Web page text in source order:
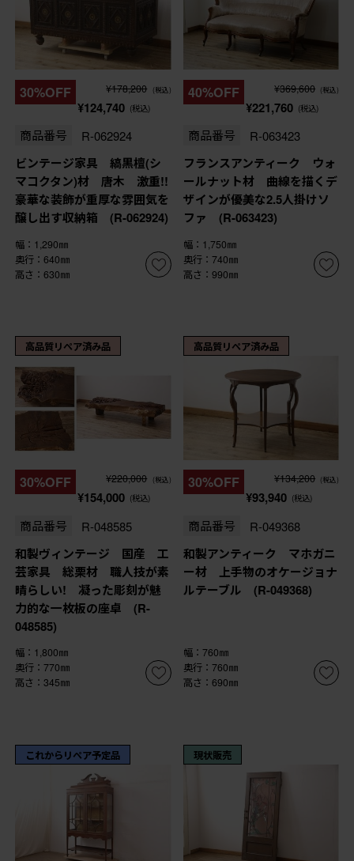
30%OFF ¥178,200 (税込)
¥124,740 (税込)
商品番号 R-062924
ビンテージ家具 縞黒檀(シ
マコクタン)材 唐木 激重!!
豪華な装飾が重厚な雰囲気を
醸し出す収納箱 (R-062924)
幅：1,290㎜
奥行：640㎜
高さ：630㎜
40%OFF ¥369,600 (税込)
¥221,760 (税込)
商品番号 R-063423
フランスアンティーク ウォ
ールナット材 曲線を描くデ
ザインが優美な2.5人掛けソ
ファ (R-063423)
幅：1,750㎜
奥行：740㎜
高さ：990㎜
高品質リペア済み品
30%OFF ¥220,000 (税込)
¥154,000 (税込)
商品番号 R-048585
和製ヴィンテージ 国産 工
芸家具 総栗材 職人技が素
晴らしい! 凝った彫刻が魅
力的な一枚板の座卓 (R-
048585)
幅：1,800㎜
奥行：770㎜
高さ：345㎜
高品質リペア済み品
30%OFF ¥134,200 (税込)
¥93,940 (税込)
商品番号 R-049368
和製アンティーク マホガニ
ー材 上手物のオケージョナ
ルテーブル (R-049368)
幅：760㎜
奥行：760㎜
高さ：690㎜
これからリペア予定品 現状販売